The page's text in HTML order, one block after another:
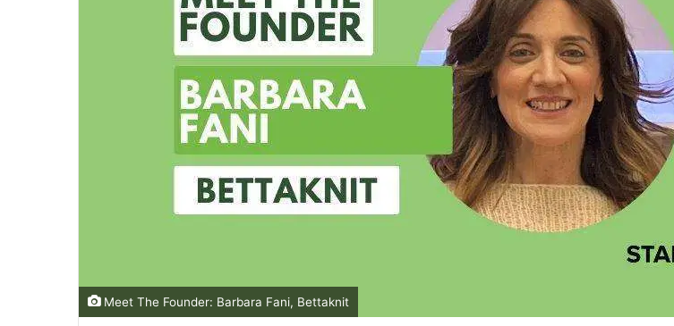
Meet The Founder: Barbara Fani, Bettaknit